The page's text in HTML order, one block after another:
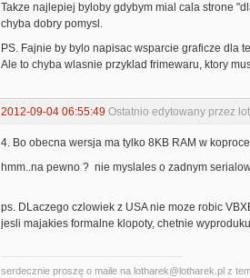
Takze najlepiej byloby gdybym mial cala strone
chyba dobry pomysl.
PS. Fajnie by bylo napisac wsparcie graficze dla
Ale to chyba wlasnie przyklad frimewaru, ktory
2012-09-04 06:55:49 Ostatnio edytowany przez
4. Bo obecna wersja ma tylko 8KB RAM w
hmm..na pewno ? nie myslales o zadnym
ps. DLaczego czlowiek z USA nie moze robic
jesli majakies formalne klopoty, chetnie
serdecznie proszę o maile na lotharek@lotharek.pl z